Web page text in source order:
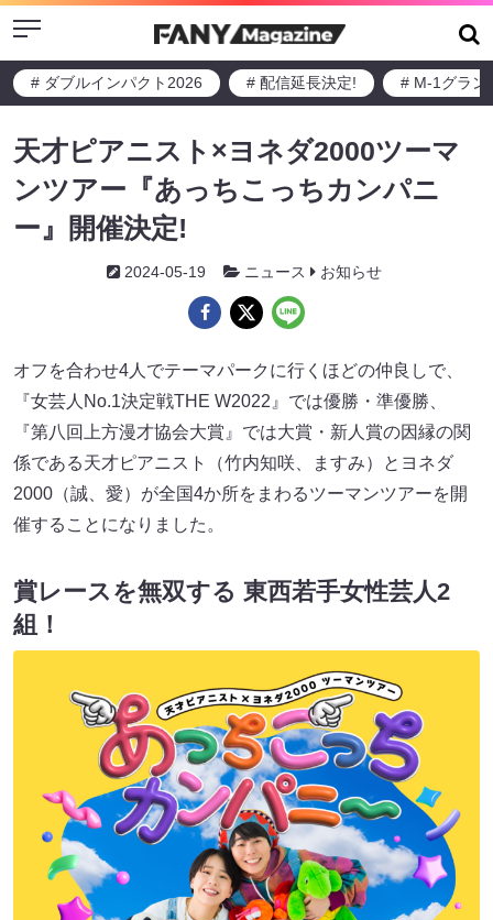
Menu
# ダブルインパクト2026 # 配信延長決定! # M-1グラン
天才ピアニスト×ヨネダ2000ツーマ
ンツアー『あっちこっちカンパニ
ー』開催決定!
2024-05-19 ニュース お知らせ
オフを合わせ4人でテーマパークに行くほどの仲良しで、
『女芸人No.1決定戦THE W2022』では優勝・準優勝、
『第八回上方漫才協会大賞』では大賞・新人賞の因縁の関
係である天才ピアニスト（竹内知咲、ますみ）とヨネダ
2000（誠、愛）が全国4か所をまわるツーマンツアーを開
催することになりました。
賞レースを無双する 東西若手女性芸人2
組！